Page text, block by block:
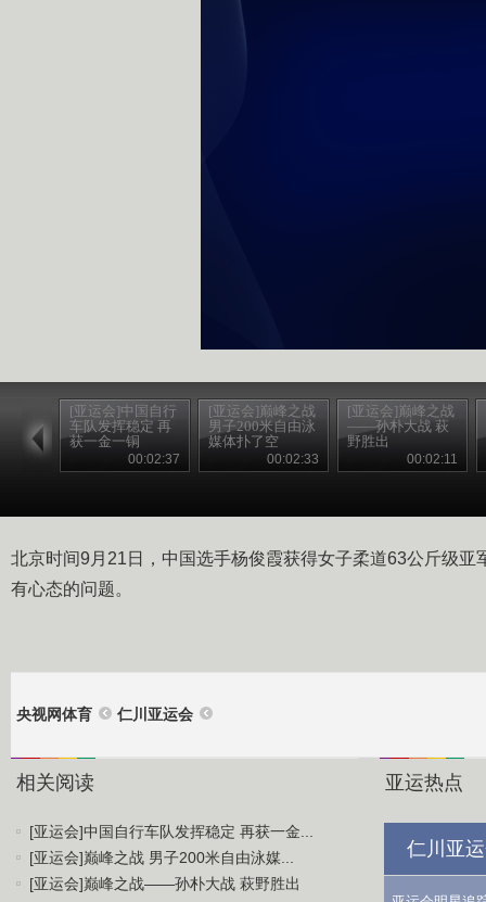
[亚运会]中国自行
车队发挥稳定 再
获一金一铜
00:02:37
[亚运会]巅峰之战
男子200米自由泳
媒体扑了空
00:02:33
[亚运会]巅峰之战
——孙朴大战 萩
野胜出
00:02:11
北京时间9月21日，中国选手杨俊霞获得女子柔道63公斤级亚
有心态的问题。
央视网体育 仁川亚运会
相关阅读
[亚运会]中国自行车队发挥稳定 再获一金...
[亚运会]巅峰之战 男子200米自由泳媒...
[亚运会]巅峰之战——孙朴大战 萩野胜出
亚运热点
仁川亚